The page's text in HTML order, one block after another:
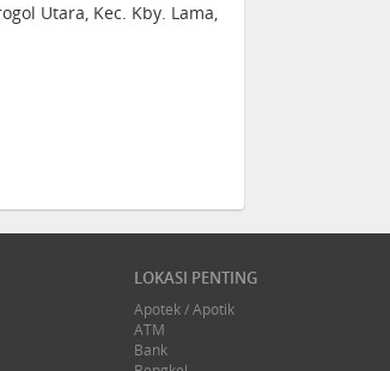
Utara, Kec. Kby. Lama,
LOKASI PENTING
Apotek / Apotik
ATM
Bank